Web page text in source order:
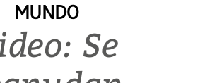
MUNDO
Se